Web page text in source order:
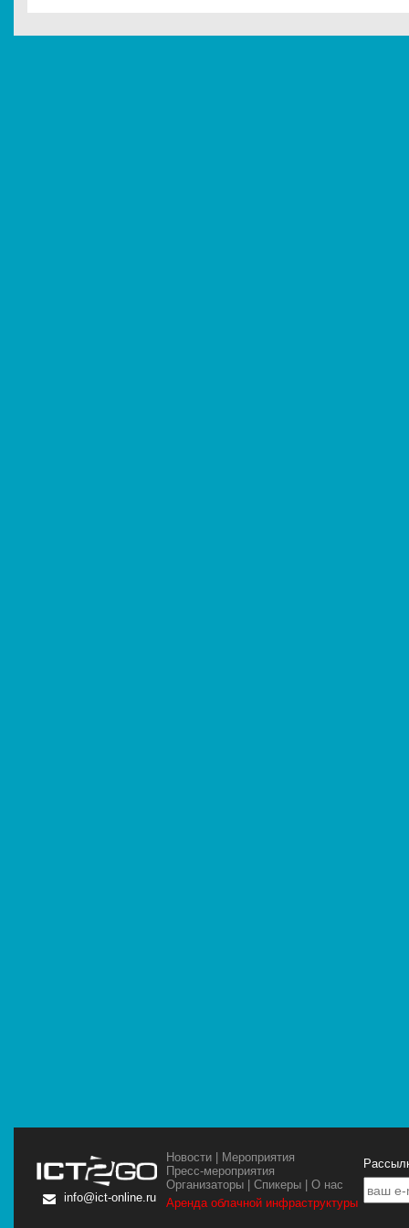
info@ict-online.ru
Новости
Мероприятия
Пресс-мероприятия
Организаторы |Спикеры |О нас
Аренда облачной инфраструктуры